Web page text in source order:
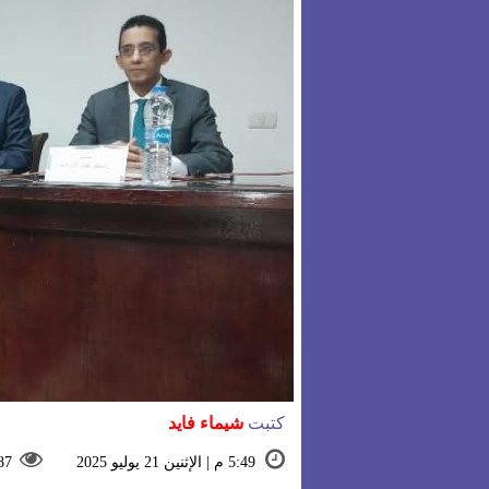
كتبتشيماء فايد
5:49 م | الإثنين 21 يوليو 2025